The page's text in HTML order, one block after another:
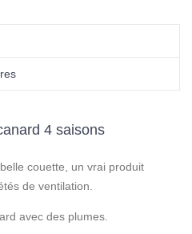
4 saisons
couette, un vrai produit
de ventilation.
avec des plumes.